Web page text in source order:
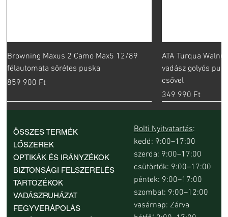
Browning Maxus 2 Camo Max5 12/89
félautomata sörétes puska
Ár
859 900 Ft
ATA Turqua
vadász golyós
csővel
Ár
349 990 Ft
ÖSSZES TERMÉK
LŐSZEREK
OPTIKÁK ÉS IRÁNYZÉKOK
BIZTONSÁGI FELSZERELÉS
TARTOZÉKOK
VADÁSZRUHÁZAT
FEGYVERÁPOLÁS
Bolti Nyitvatartás:
kedd: 9:00–17:00
szerda: 9:00–17:00
csütörtök: 9:00–17:00
péntek: 9:00–17:00
szombat: 9:00–12:00
vasárnap: Zárva